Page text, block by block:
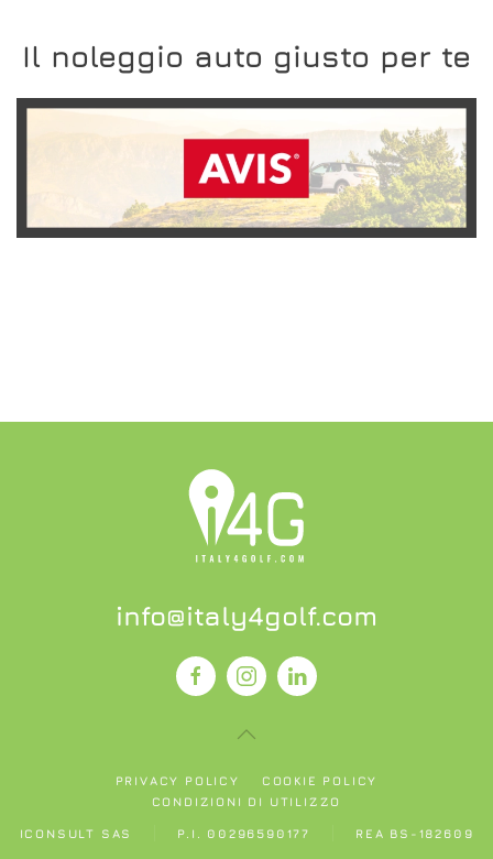
Il noleggio auto giusto per te
SCOPRI L'OFFERTA
info@italy4golf.com
PRIVACY POLICY
COOKIE POLICY
CONDIZIONI DI UTILIZZO
ICONSULT SAS P.I. 00296590177 REA BS-182609